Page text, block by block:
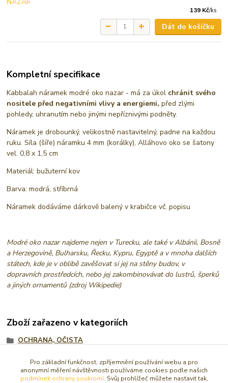
139 Kč/ks
Dát do košíčku
Kompletní specifikace
Kabbalah náramek modré oko nazar - má za úkol chránit svého
nositele před negativními vlivy a energiemi,před zlými
pohledy, uhranutím nebo jinými nepříznivými podněty.
Náramek je drobounký, velikostně nastavitelný, padne na každou
ruku. Síla (šíře) náramku 4 mm (korálky), Alláhovo oko se šatony
vel. 0,8 x 1,5 cm
Materiál: bužuterní kov
Barva: modrá, stříbrná
Náramek dodáváme dárkově balený v krabičce vč. popisu
Modré oko nazar najdeme nejen v Turecku, ale také v Albánii, Bosně
a Herzegovině, Bulharsku, Řecku, Kypru, Egyptě a v mnoha dalších
státech, kde je v oblibě zavěšovat si jej na stěny budov, v
dopravních prostředcích, nebo jej zakombinovávat do lustrů, šperků
a jiných ornamentů (zdroj Wikipedie)
Zboží zařazeno v kategoriích
OCHRANA, OČISTA
AMULETY, TALISMANY
Pro základní funkčnost, zpříjemnění používání webu a pro
anonymní měření návštěvnosti používáme cookies podle našich
podmínek ochrany soukromí. Svůj prohlížeč můžete nastavit tak,